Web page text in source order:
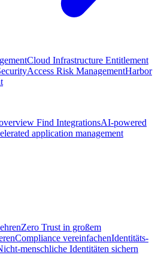
Cloud Infrastructure Entitlement
Access Risk ManagementHarbor
Find IntegrationsAI-powered
application management
Zero Trust in großem
Compliance vereinfachenIdentitäts-
menschliche Identitäten sichern